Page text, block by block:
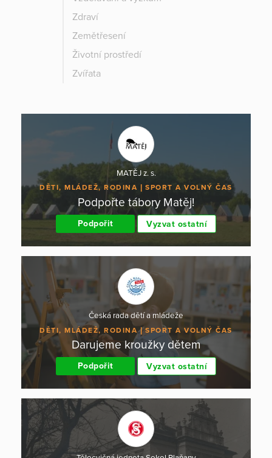
Zdraví
Zemětřesení
Životní prostředí
Zvířata
MATĚJ z. s.
DĚTI, MLÁDEŽ, RODINA SPORT A VOLNÝ ČAS
Podpořte tábory Matěj!
Podpořit Vyzvat ostatní
Česká rada dětí a mládeže
DĚTI, MLÁDEŽ, RODINA SPORT A VOLNÝ ČAS
Darujeme kroužky dětem
Podpořit Vyzvat ostatní